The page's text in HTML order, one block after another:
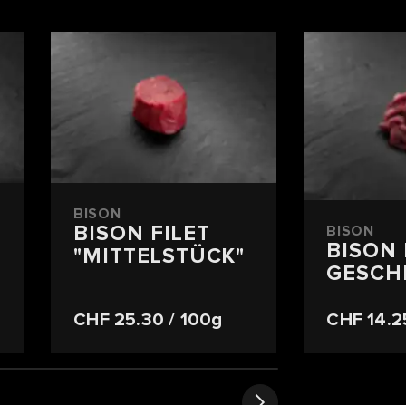
BISON
BISON FILET
"MITTELSTÜCK"
CHF 25.30/ 100g
BISON
BISON
CHF